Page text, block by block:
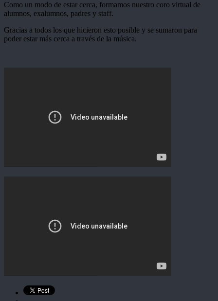
Como un modo de estar cerca, formamos nuestro coro virtual de
alumnos, exalumnos, padres y staff.
Gracias a todos los que hicieron esto posible y se sumaron para
poder estar más cerca a través de la música.